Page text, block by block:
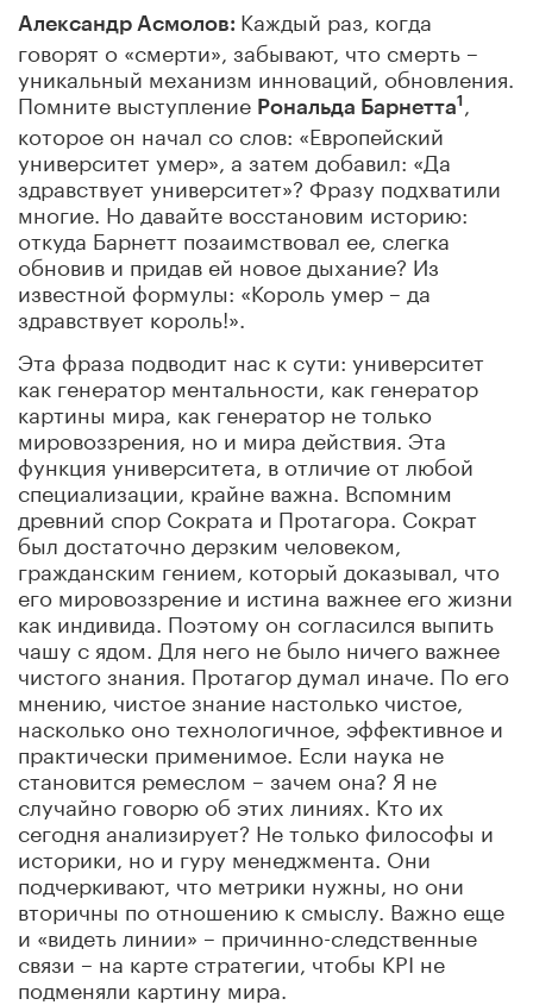
Александр Асмолов: Каждый раз, когда
говорят о «смерти», забывают, что смерть –
уникальный механизм инноваций, обновления.
Помните выступление Рональда Барнетта1
которое он начал со слов: «Европейский
университет умер», а затем добавил: «Да
здравствует университет»? Фразу подхватили
многие. Но давайте восстановим историю:
откуда Барнетт позаимствовал ее, слегка
обновив и придав ей новое дыхание? Из
известной формулы: «Король умер – да
здравствует король!».
Эта фраза подводит нас к сути: университет
как генератор ментальности, как генератор
картины мира, как генератор не только
мировоззрения, но и мира действия. Эта
функция университета, в отличие от любой
специализации, крайне важна. Вспомним
древний спор Сократа и Протагора. Сократ
был достаточно дерзким человеком,
гражданским гением, который доказывал, что
его мировоззрение и истина важнее его жизни
как индивида. Поэтому он согласился выпить
чашу с ядом. Для него не было ничего важнее
чистого знания. Протагор думал иначе. По его
мнению, чистое знание настолько чистое,
насколько оно технологичное, эффективное и
практически применимое. Если наука не
становится ремеслом – зачем она? Я не
случайно говорю об этих линиях. Кто их
сегодня анализирует? Не только философы и
историки, но и гуру менеджмента. Они
подчеркивают, что метрики нужны, но они
вторичны по отношению к смыслу. Важно еще
и «видеть линии» – причинно-следственные
связи – на карте стратегии, чтобы KPI не
подменяли картину мира.